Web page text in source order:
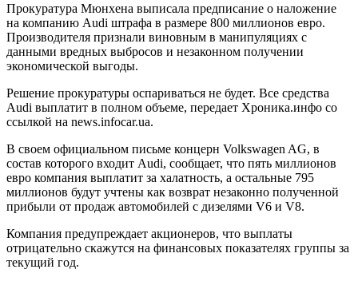
Прокуратура Мюнхена выписала предписание о наложение
на компанию Audi штрафа в размере 800 миллионов евро.
Производителя признали виновным в манипуляциях с
данными вредных выбросов и незаконном получении
экономической выгоды.
Решение прокуратуры оспариваться не будет. Все средства
Audi выплатит в полном объеме, передает Хроника.инфо со
ссылкой на news.infocar.ua.
В своем официальном письме концерн Volkswagеn AG, в
состав которого входит Audi, сообщает, что пять миллионов
евро компания выплатит за халатность, а остальные 795
миллионов будут учтены как возврат незаконно полученной
прибыли от продаж автомобилей с дизелями V6 и V8.
Компания предупреждает акционеров, что выплаты
отрицательно скажутся на финансовых показателях группы за
текущий год.